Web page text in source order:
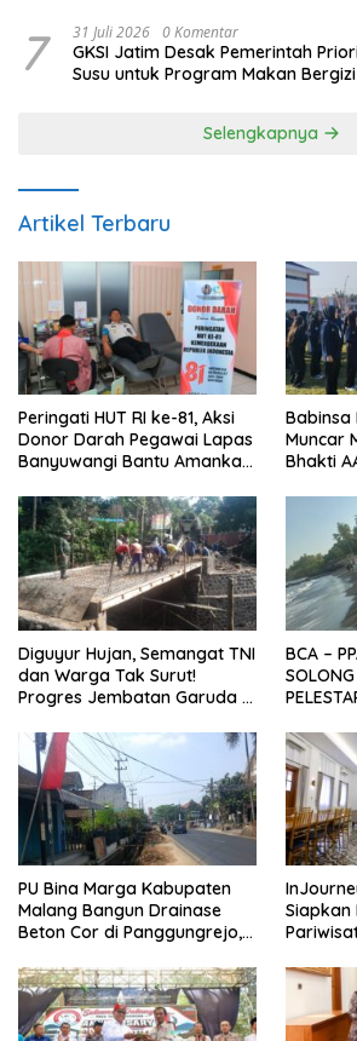
7 31 Juli 2026 0 Komentar
GKSI Jatim Desak Pemerintah
Susu untuk Program Makan
Selengkapnya
Artikel Terbaru
Peringati HUT RI ke-81, Aksi
Donor Darah Pegawai Lapas
Banyuwangi Bantu Amankan
Babinsa
Muncar
Bhakti
Diguyur Hujan, Semangat TNI
dan Warga Tak Surut!
Progres Jembatan Garuda di
BCA –
PANTAI
PU Bina Marga Kabupaten
Malang Bangun Drainase
Beton Cor di Panggungrejo,
Siapkan